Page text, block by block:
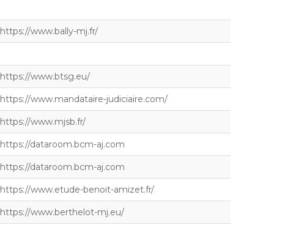
https://www.bally-mj.fr/
https://www.btsg.eu/
https://www.mandataire-judiciaire.com/
https://www.mjsb.fr/
https://dataroom.bcm-aj.com
https://dataroom.bcm-aj.com
https://www.etude-benoit-amizet.fr/
https://www.berthelot-mj.eu/